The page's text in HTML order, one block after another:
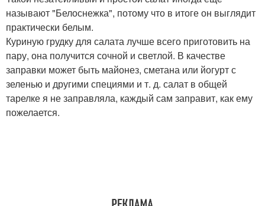
Салат с авокадо
называют "Белоснежка", потому что в итоге он выглядит
практически белым.
Куриную грудку для салата лучше всего приготовить на
пару, она получится сочной и светлой. В качестве
заправки может быть майонез, сметана или йогурт с
зеленью и другими специями и т. д. салат в общей
тарелке я не заправляла, каждый сам заправит, как ему
пожелается.